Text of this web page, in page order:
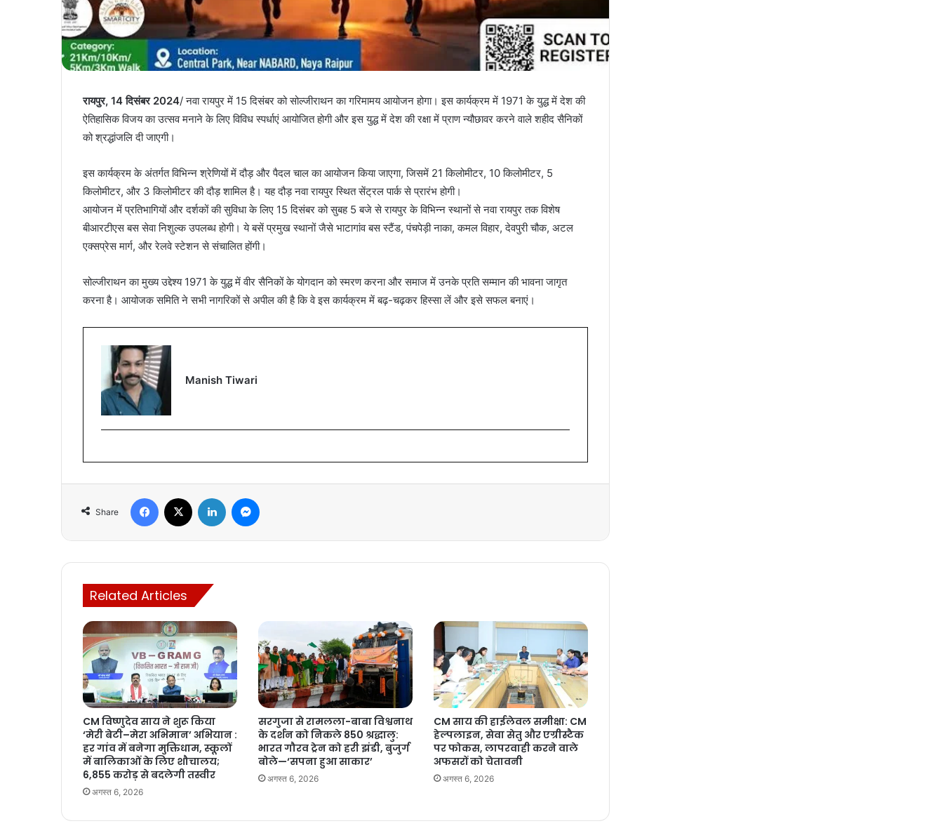
रायपुर, 14 दिसंबर 2024/ नवा रायपुर में 15 दिसंबर को सोल्जीराथन का गरिमामय आयोजन होगा। इस कार्यक्रम में 1971 के युद्ध में देश की
ऐतिहासिक विजय का उत्सव मनाने के लिए विविध स्पर्धाएं आयोजित होगी और इस युद्ध में देश की रक्षा में प्राण न्यौछावर करने वाले शहीद सैनिकों
को श्रद्धांजलि दी जाएगी।
इस कार्यक्रम के अंतर्गत विभिन्न श्रेणियों में दौड़ और पैदल चाल का आयोजन किया जाएगा, जिसमें 21 किलोमीटर, 10 किलोमीटर, 5
किलोमीटर, और 3 किलोमीटर की दौड़ शामिल है। यह दौड़ नवा रायपुर स्थित सेंट्रल पार्क से प्रारंभ होगी।
आयोजन में प्रतिभागियों और दर्शकों की सुविधा के लिए 15 दिसंबर को सुबह 5 बजे से रायपुर के विभिन्न स्थानों से नवा रायपुर तक विशेष
बीआरटीएस बस सेवा निशुल्क उपलब्ध होगी। ये बसें प्रमुख स्थानों जैसे भाटागांव बस स्टैंड, पंचपेड़ी नाका, कमल विहार, देवपुरी चौक, अटल
एक्सप्रेस मार्ग, और रेलवे स्टेशन से संचालित होंगी।
सोल्जीराथन का मुख्य उद्देश्य 1971 के युद्ध में वीर सैनिकों के योगदान को स्मरण करना और समाज में उनके प्रति सम्मान की भावना जागृत
करना है। आयोजक समिति ने सभी नागरिकों से अपील की है कि वे इस कार्यक्रम में बढ़-चढ़कर हिस्सा लें और इसे सफल बनाएं।
Manish Tiwari
Share
Facebook LinkedIn
Related Articles
CM विष्णुदेव साय ने शुरू किया
‘मेरी बेटी–मेरा अभिमान’ अभियान :
हर गांव में बनेगा मुक्तिधाम, स्कूलों
में बालिकाओं के लिए शौचालय;
6,855 करोड़ से बदलेगी तस्वीर
अगस्त 6, 2026
सरगुजा से रामलला-बाबा विश्वनाथ
के दर्शन को निकले 850 श्रद्धालु:
भारत गौरव ट्रेन को हरी झंडी, बुजुर्ग
बोले—‘सपना हुआ साकार’
अगस्त 6, 2026
CM साय की हाईलेवल समीक्षा: CM
हेल्पलाइन, सेवा सेतु और एग्रीस्टैक
पर फोकस, लापरवाही करने वाले
अफसरों को चेतावनी
अगस्त 6, 2026